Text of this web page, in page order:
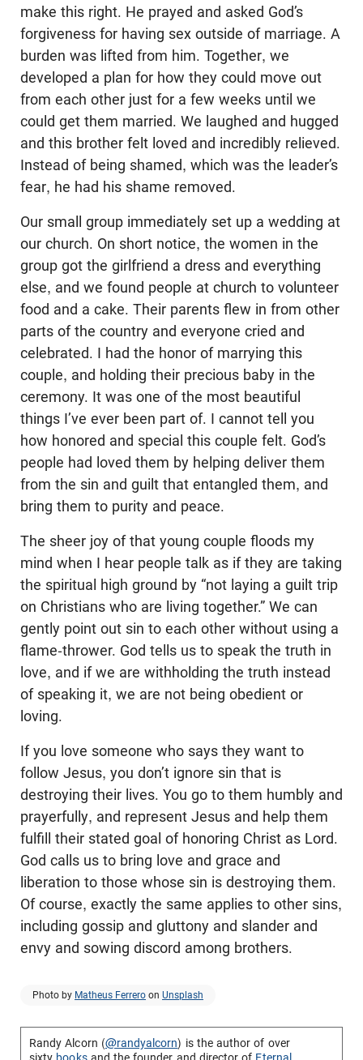
make this right. He prayed and asked God’s
forgiveness for having sex outside of marriage. A
burden was lifted from him. Together, we
developed a plan for how they could move out
from each other just for a few weeks until we
could get them married. We laughed and hugged
and this brother felt loved and incredibly relieved.
Instead of being shamed, which was the leader’s
fear, he had his shame removed.
Our small group immediately set up a wedding at
our church. On short notice, the women in the
group got the girlfriend a dress and everything
else, and we found people at church to volunteer
food and a cake. Their parents flew in from other
parts of the country and everyone cried and
celebrated. I had the honor of marrying this
couple, and holding their precious baby in the
ceremony. It was one of the most beautiful
things I’ve ever been part of. I cannot tell you
how honored and special this couple felt. God’s
people had loved them by helping deliver them
from the sin and guilt that entangled them, and
bring them to purity and peace.
The sheer joy of that young couple floods my
mind when I hear people talk as if they are taking
the spiritual high ground by “not laying a guilt trip
on Christians who are living together.” We can
gently point out sin to each other without using a
flame-thrower. God tells us to speak the truth in
love, and if we are withholding the truth instead
of speaking it, we are not being obedient or
loving.
If you love someone who says they want to
follow Jesus, you don’t ignore sin that is
destroying their lives. You go to them humbly and
prayerfully, and represent Jesus and help them
fulfill their stated goal of honoring Christ as Lord.
God calls us to bring love and grace and
liberation to those whose sin is destroying them.
Of course, exactly the same applies to other sins,
including gossip and gluttony and slander and
envy and sowing discord among brothers.
Photo by Matheus Ferrero on Unsplash
Randy Alcorn (@randyalcorn) is the author of over